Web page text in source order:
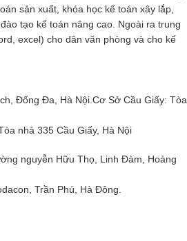
sản xuất, khóa học kế toán xây lắp,
tạo kế toán nâng cao. Ngoài ra trung
excel) cho dân văn phòng và cho kế
Đống Đa, Hà Nội.Cơ Sở Cầu Giấy: Tòa
nhà 335 Cầu Giấy, Hà Nội
nguyễn Hữu Thọ, Linh Đàm, Hoàng
Trần Phú, Hà Đông.